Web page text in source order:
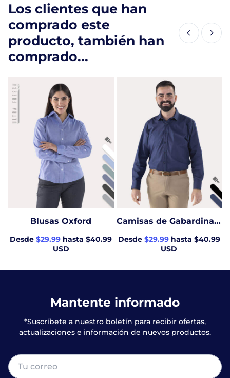
Los clientes que han
comprado este
producto, también han
comprado...
Blusas Oxford
Desde$29.99 hasta $40.99
USD
Camisas de Gabardina Italiana para Trabajo
Desde $29.99hasta $40.99
USD
Mantente informado
*Suscríbete a nuestro boletín para recibir ofertas,
actualizaciones e información de nuevos productos.